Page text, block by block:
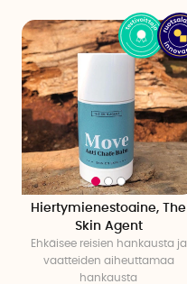
Hiertymienestoaine, The
Skin Agent
Ehkäisee reisien hankausta ja
vaatteiden aiheuttamaa
hankausta